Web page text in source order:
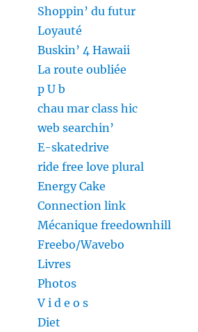
Shoppin’ du futur
Loyauté
Buskin’ 4 Hawaii
La route oubliée
p U b
chau mar class hic
web searchin’
E-skatedrive
ride free love plural
Energy Cake
Connection link
Mécanique freedownhill
Freebo/Wavebo
Livres
Photos
V i d e o s
Diet